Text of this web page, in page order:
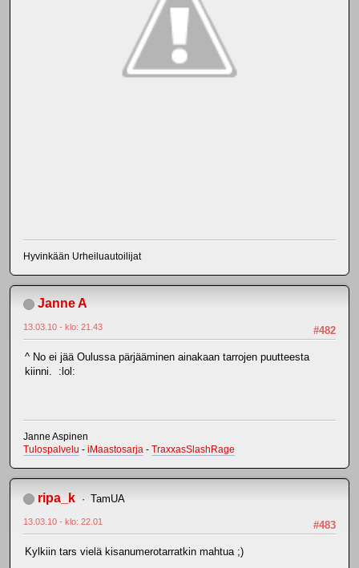
Hyvinkään Urheiluautoilijat
Janne A
#482
13.03.10 - klo: 21.43
^ No ei jää Oulussa pärjääminen ainakaan tarrojen puutteesta
kiinni. :lol:
Janne Aspinen
Tulospalvelu - iMaastosarja - TraxxasSlashRage
ripa_k TamUA
#483
13.03.10 - klo: 22.01
Kylkiin tars vielä kisanumerotarratkin mahtua ;)